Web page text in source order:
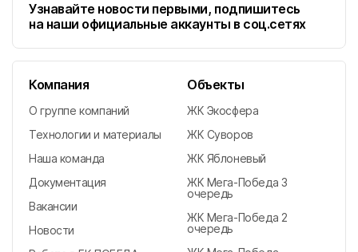
г. Гулькевичи
Узнавайте новости первыми, подпишитесь
на наши официальные аккаунты в соц.сетях
Компания
О группе компаний
Технологии и материалы
Наша команда
Документация
Вакансии
Новости
Объекты
ЖК Экосфера
ЖК Суворов
ЖК Яблоневый
ЖК Мега-Победа 3
очередь
ЖК Мега-Победа 2
очередь